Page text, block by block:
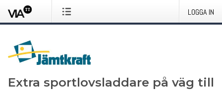
LOGGA IN
Extra sportlovsladdare på väg till